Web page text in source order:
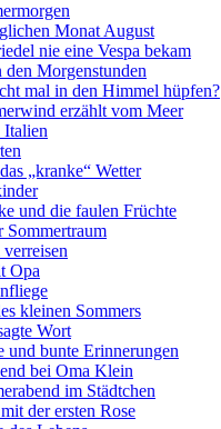
Monat August
nie eine Vespa bekam
den Morgenstunden
mal in den Himmel hüpfen?
erzählt vom Meer
„kranke“ Wetter
und die faulen Früchte
Sommertraum
Opa
kleinen Sommers
Wort
und bunte Erinnerungen
bei Oma Klein
im Städtchen
der ersten Rose